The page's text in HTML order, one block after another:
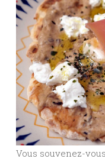
Vous souvenez-